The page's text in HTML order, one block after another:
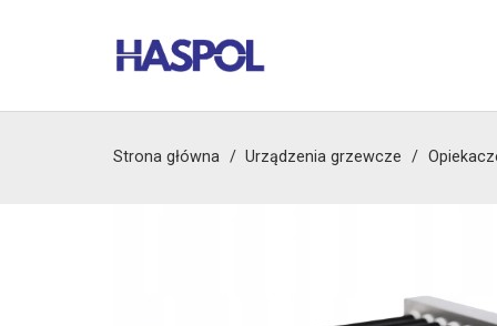
Strona główna / Urządzenia grzewcze /